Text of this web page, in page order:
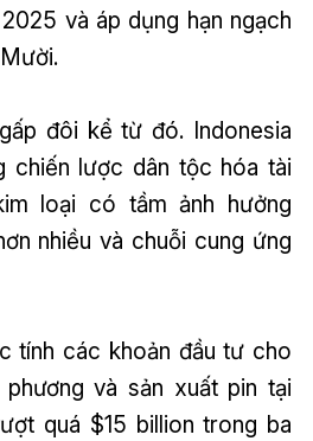
và áp dụng hạn ngạch
đôi kể từ đó. Indonesia
chiến lược dân tộc hóa tài
loại có tầm ảnh hưởng
nhiều và chuỗi cung ứng
tính các khoản đầu tư cho
và sản xuất pin tại
quá $15 billion trong ba